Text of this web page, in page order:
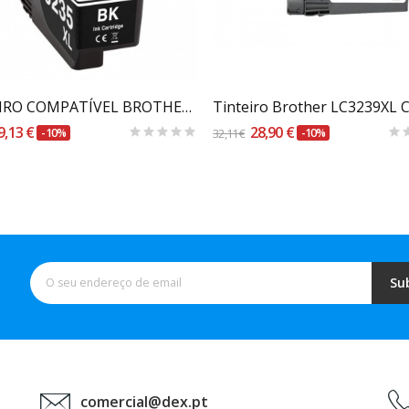
Carrinho
TINTEIRO COMPATÍVEL BROTHER LC3235XL/LC3233 PRETO
€ -10% 32,11 € 28,90 € -10%
comercial@dex.pt